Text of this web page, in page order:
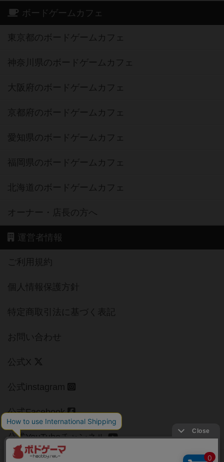
ボードゲームカフェ
東京都のボードゲームカフェ
神奈川県のボードゲームカフェ
大阪府のボードゲームカフェ
京都府のボードゲームカフェ
愛知県のボードゲームカフェ
福岡県のボードゲームカフェ
北海道のボードゲームカフェ
オーナー・店長の方へ
運営者情報
ご利用規約
個人情報保護方針
特定商取引法に基づく表記
お問い合わせ
公式X
公式instagram
公式Facebook
公式YouTubeチャンネル